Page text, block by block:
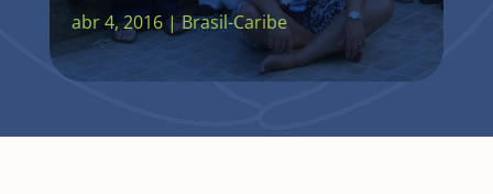
abr 4, 2016|Brasil-Caribe